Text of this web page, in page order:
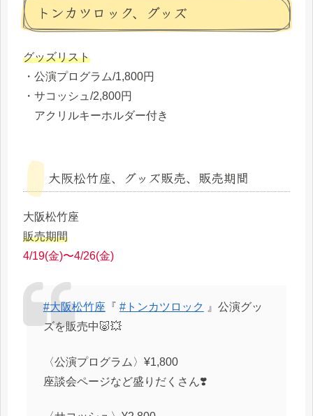
トンカツロック、グッズ
グッズリスト
・公演プログラム/1,800円
・サコッシュ/2,800円
アクリルキーホルダー付き
大阪松竹座、グッズ販売、販売期間
大阪松竹座
販売期間
4/19(金)〜4/26(金)
#大阪松竹座 『 #トンカツロック
』公演グッ
ズを販売中🐷💥
〈公演プログラム〉¥1,800
座談会ページなど盛りだくさん❣️